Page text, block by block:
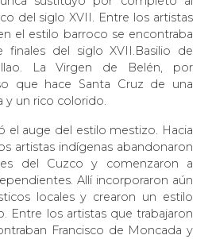
del siglo XVII. Entre los artistas
el estilo barroco se encontraba
del siglo XVII.Basilio de
La Virgen de Belén, por
que hace Santa Cruz de una
y un rico colorido.
el auge del estilo mestizo. Hacia
artistas indígenas abandonaron
del Cuzco y comenzaron a
Allí incorporaron aún
locales y crearon un estilo
Entre los artistas que trabajaron
Francisco de Moncada y